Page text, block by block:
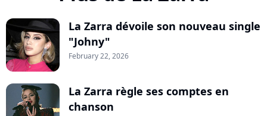
La Zarra dévoile son nouveau single
"Johny"
February 22, 2026
La Zarra règle ses comptes en
chanson